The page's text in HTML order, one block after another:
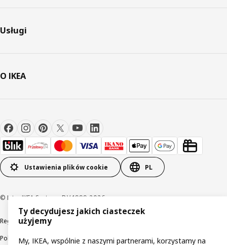
Usługi
O IKEA
Ustawienia plików cookie PL
© Inter IKEA Systems B.V 1999-2026
RegulaminyPolityka prywatności
Polityka odpowiedzialnego ujawniania informacji
Ty decydujesz jakich ciasteczek
użyjemy
My, IKEA, wspólnie z naszymi partnerami, korzystamy na